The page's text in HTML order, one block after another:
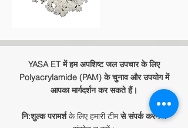
YASA ET में हम अपशिष्ट जल उपचार के लिए
Polyacrylamide (PAM) के चुनाव और उपयोग में
आपका मार्गदर्शन कर सकते हैं।
नि:शुल्क परामर्शके लिए हमारी टीमसे संपर्क करने में
संकोच न करें।